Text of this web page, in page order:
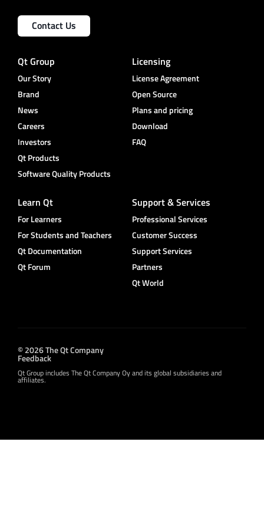
Contact Us
Qt Group
Our Story
Brand
News
Careers
Investors
Qt Products
Software Quality Products
Licensing
License Agreement
Open Source
Plans and pricing
Download
FAQ
Learn Qt
For Learners
For Students and Teachers
Qt Documentation
Qt Forum
Support & Services
Professional Services
Customer Success
Support Services
Partners
Qt World
© 2026 The Qt Company
Feedback
Qt Group includes The Qt Company Oy and its global subsidiaries and
affiliates.